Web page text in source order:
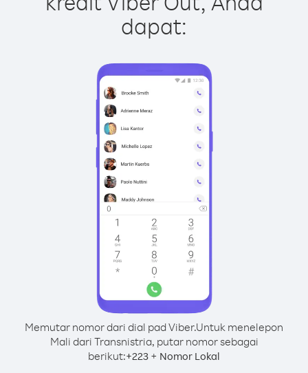
dapat:
Memutar nomor dari dial pad Viber.Untuk menelepon
Mali dari Transnistria, putar nomor sebagai
berikut:+223 + Nomor Lokal